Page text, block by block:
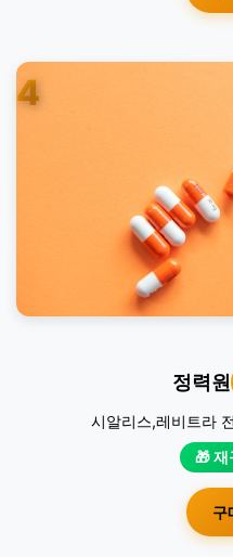
4
정력원
시알리스,레비트라
🎁 재
구